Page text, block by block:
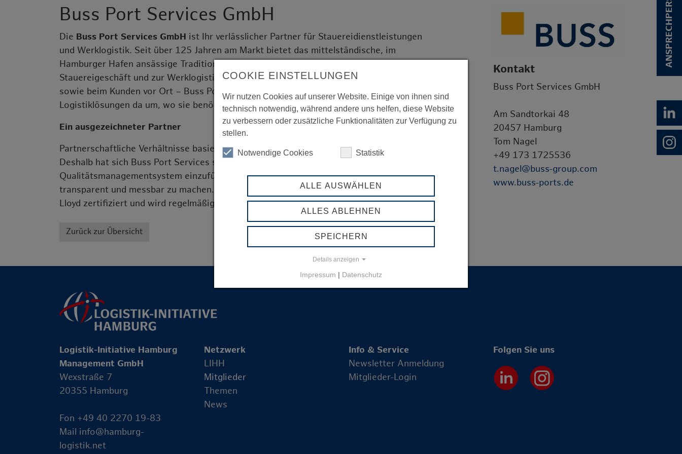
ANSPRECHPERSON
COOKIE EINSTELLUNGEN
Wir nutzen Cookies auf unserer Website. Einige von ihnen sind
technisch notwendig, während andere uns helfen, diese Website
zu verbessern oder zusätzliche Funktionalitäten zur Verfügung zu
stellen.
Notwendige Cookies Statistik
ALLE AUSWÄHLEN
ALLES ABLEHNEN
SPEICHERN
Details anzeigen
Impressum | Datenschutz
Buss Port Services GmbH
Die Buss Port Services GmbH ist Ihr verlässlicher Partner für Stauereidienstleistungen
und Werklogistik. Seit über 125 Jahren am Markt bietet das mittelständische, im
Hamburger Hafen ansässige Traditionsunternehmen sämtliche Leistungen, die zum
Stauereigeschäft und zur Werklogistik gehören. Ob auf Eigen- oder Fremd-Terminals
sowie beim Kunden vor Ort – Buss Port Services setzt maßgeschneiderte
Logistiklösungen da um, wo sie benötigt werden.
Ein ausgezeichneter Partner
Partnerschaftliche Verhältnisse basieren auf dem ehrlichen Umgang miteinander.
Deshalb hat sich Buss Port Services schon vor Jahren dazu entschlossen, ein
Qualitätsmanagementsystem einzuführen und die definierten Qualitätsstandards
transparent und messbar zu machen. Seit 2012 ist dieses durch den Germanischen
Lloyd zertifiziert und wird regelmäßig überprüft.
Kontakt
Buss Port Services GmbH
Am Sandtorkai 48
20457 Hamburg
Tom Nagel
+49 173 1725536
t.nagel@buss-group.com
www.buss-ports.de
Zurück zur Übersicht
Logistik-Initiative Hamburg
Management GmbH
Wexstraße 7
20355 Hamburg
Fon +49 40 2270 19-83
Mail info@hamburg-
logistik.net
Netzwerk
LIHH
Mitglieder
Themen
News
Info & Service
Newsletter Anmeldung
Mitglieder-Login
Folgen Sie uns